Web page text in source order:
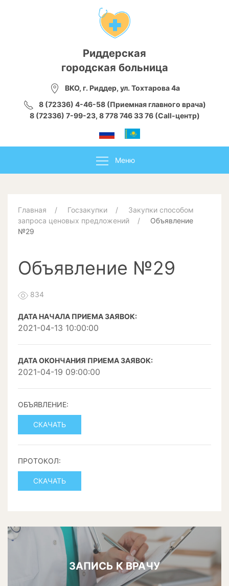
Риддерская
городская больница
ВКО, г. Риддер, ул. Тохтарова 4а
8 (72336) 4-46-58 (Приемная главного врача)
8 (72336) 7-99-23, 8 778 746 33 76 (Call-центр)
Меню
Главная Госзакупки
Закупки способом
запроса ценовых предложений
Объявление
№29
Объявление №29
834
ДАТА НАЧАЛА ПРИЕМА ЗАЯВОК:
2021-04-13 10:00:00
ДАТА ОКОНЧАНИЯ ПРИЕМА ЗАЯВОК:
2021-04-19 09:00:00
ОБЪЯВЛЕНИЕ:
СКАЧАТЬ
ПРОТОКОЛ:
СКАЧАТЬ
ЗАПИСЬ К ВРАЧУ